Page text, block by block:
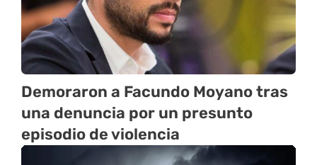
Demoraron a Facundo Moyano tras
una denuncia por un presunto
episodio de violencia